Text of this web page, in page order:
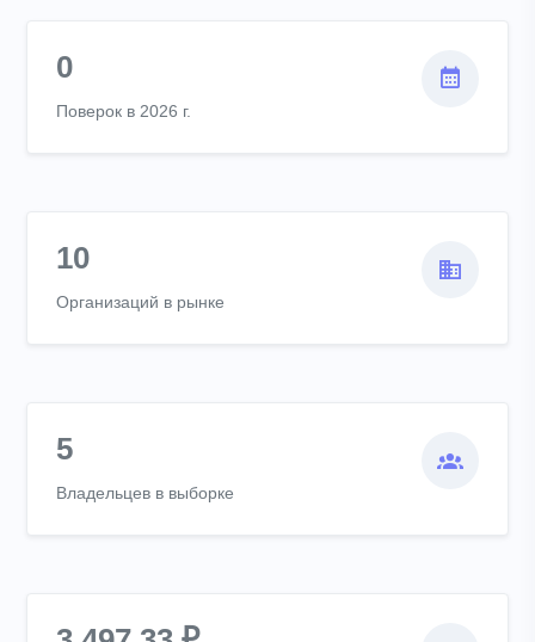
0
Поверок в 2026 г.
10
Организаций в рынке
5
Владельцев в выборке